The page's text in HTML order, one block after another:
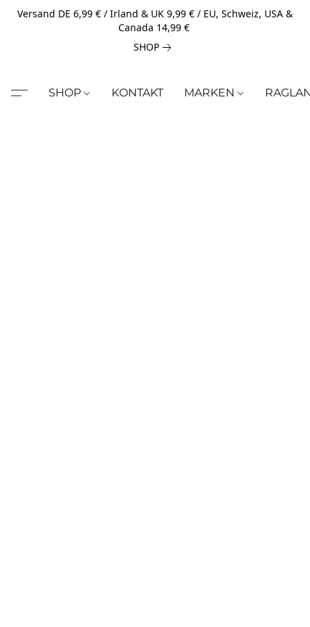
Versand DE 6,99 € / Irland & UK 9,99 € / EU, Schweiz, USA &
Canada 14,99 €
SHOP
SHOP KONTAKT MARKEN